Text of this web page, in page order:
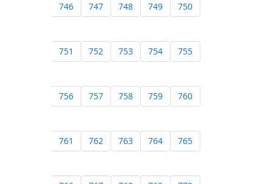
746 747 748 749 750
751 752 753 754 755
756 757 758 759 760
761 762 763 764 765